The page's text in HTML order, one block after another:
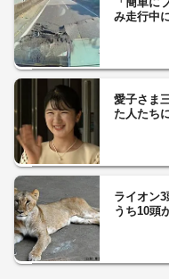
み走行中
愛子さま
た人たち
ライオン
うち10頭